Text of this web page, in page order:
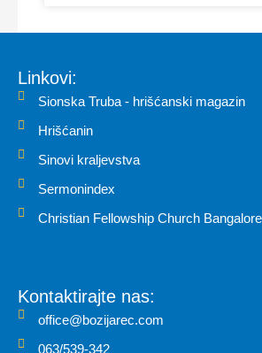
Linkovi:
Sionska Truba - hrišćanski magazin
Hrišćanin
Sinovi kraljevstva
Sermonindex
Christian Fellowship Church
Kontaktirajte nas:
office@bozijarec.com
063/539-342